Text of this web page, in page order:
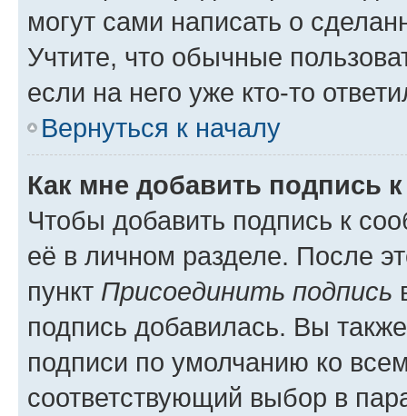
могут сами написать о
Учтите, что обычные
если на него уже кто-то
Вернуться к началу
Как мне добавить подпись
Чтобы добавить подпись к
её в личном разделе. После
пункт Присоединить подпись
подпись добавилась. Вы
подписи по умолчанию ко
соответствующий выбор в